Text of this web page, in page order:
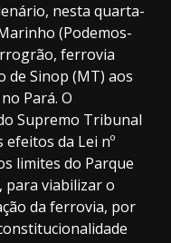
nesta quarta-
(Podemos-
ferrovia
de Sinop (MT) aos
Pará. O
Supremo Tribunal
efeitos da Lei nº
limites do Parque
para viabilizar o
da ferrovia, por